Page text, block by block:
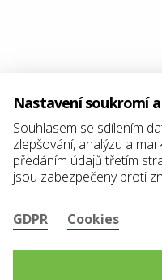
Nastavení soukromí
Souhlasem se sdílením
zlepšování, analýzu a
předáním údajů třetím
jsou zabezpečeny proti
GDPR Cookies